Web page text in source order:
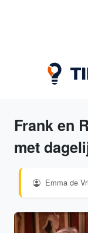
Frank en
met
Emma de